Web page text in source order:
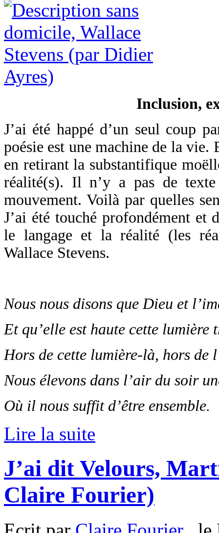
Inclusion,
J’ai été happé d’un seul coup
poésie est une machine de la vie.
en retirant la substantifique
réalité(s). Il n’y a pas de texte
mouvement. Voilà par quelles
J’ai été touché profondément et
le langage et la réalité (les
Wallace Stevens.
Nous nous disons que Dieu et
Et qu’elle est haute cette
Hors de cette lumière-là, hors de
Nous élevons dans l’air du soir
Où il nous suffit d’être ensemble.
Lire la suite
J’ai dit Velours,
Claire Fourier)